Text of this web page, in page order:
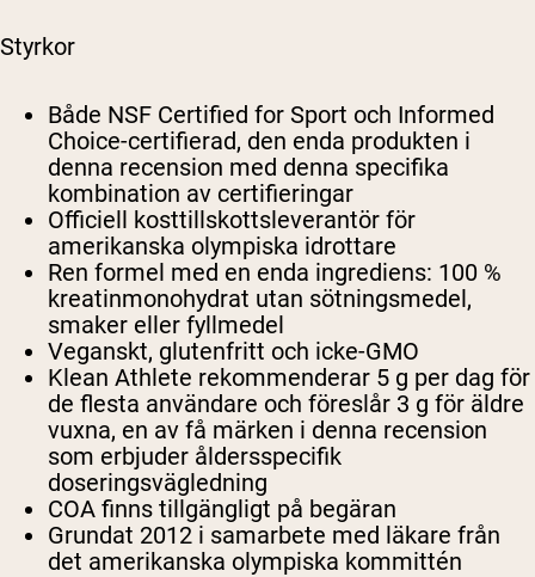
Styrkor
Både NSF Certified for Sport och Informed
Choice-certifierad, den enda produkten i
denna recension med denna specifika
kombination av certifieringar
Officiell kosttillskottsleverantör för
amerikanska olympiska idrottare
Ren formel med en enda ingrediens: 100 %
kreatinmonohydrat utan sötningsmedel,
smaker eller fyllmedel
Veganskt, glutenfritt och icke-GMO
Klean Athlete rekommenderar 5 g per dag för
de flesta användare och föreslår 3 g för äldre
vuxna, en av få märken i denna recension
som erbjuder åldersspecifik
doseringsvägledning
COA finns tillgängligt på begäran
Grundat 2012 i samarbete med läkare från
det amerikanska olympiska kommittén